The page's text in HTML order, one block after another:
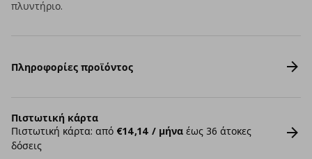
πλυντήριο.
Πληροφορίες προϊόντος
Πιστωτική κάρτα
Πιστωτική κάρτα: από €14,14 / μήνα έως 36 άτοκες
δόσεις